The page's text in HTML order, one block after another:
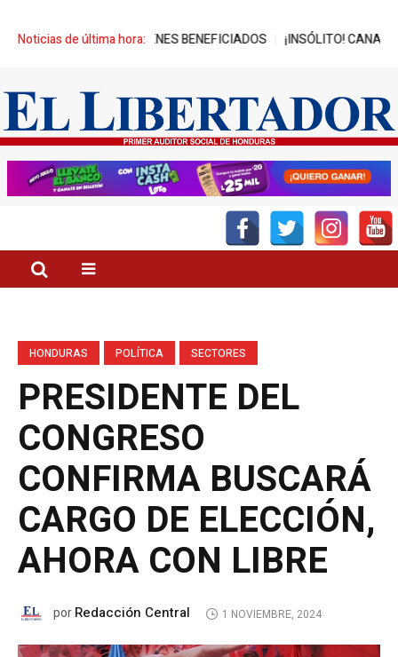
Noticias de última hora:
MIL JÓVENES BENEFICIADOS ¡INSÓLITO! CANAL DEL
HONDURAS POLÍTICA SECTORES
PRESIDENTE DEL
CONGRESO
CONFIRMA BUSCARÁ
CARGO DE ELECCIÓN,
AHORA CON LIBRE
porRedacción Central 1 NOVIEMBRE, 2024